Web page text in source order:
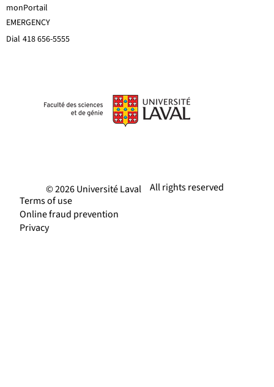
EMERGENCY
Dial 418 656-5555
monPortail
All rights reserved
© 2026 Université Laval
Terms of use
Online fraud prevention
Privacy